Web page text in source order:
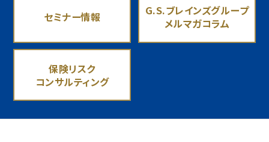
セミナー情報
G.S.ブレインズグループ
メルマガコラム
保険リスク
コンサルティング